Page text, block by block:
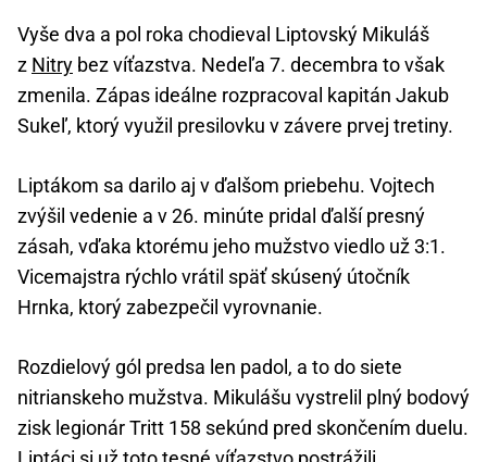
Vyše dva a pol roka chodieval Liptovský Mikuláš
z Nitry bez víťazstva. Nedeľa 7. decembra to však
zmenila. Zápas ideálne rozpracoval kapitán Jakub
Sukeľ, ktorý využil presilovku v závere prvej tretiny.
Liptákom sa darilo aj v ďalšom priebehu. Vojtech
zvýšil vedenie a v 26. minúte pridal ďalší presný
zásah, vďaka ktorému jeho mužstvo viedlo už 3:1.
Vicemajstra rýchlo vrátil späť skúsený útočník
Hrnka, ktorý zabezpečil vyrovnanie.
Rozdielový gól predsa len padol, a to do siete
nitrianskeho mužstva. Mikulášu vystrelil plný bodový
zisk legionár Tritt 158 sekúnd pred skončením duelu.